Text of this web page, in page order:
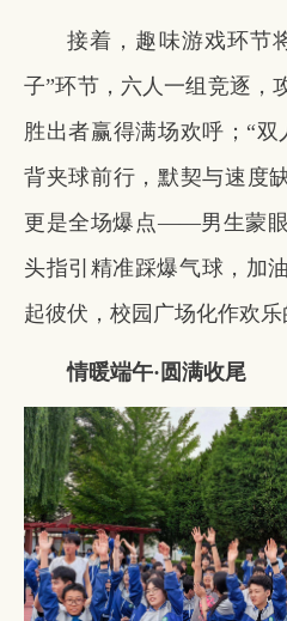
接着，趣味游戏环节
子”环节，六人一组竞逐，
胜出者赢得满场欢呼；“
背夹球前行，默契与速度
更是全场爆点——男生蒙
头指引精准踩爆气球，加
起彼伏，校园广场化作欢乐
情暖端午·圆满收尾